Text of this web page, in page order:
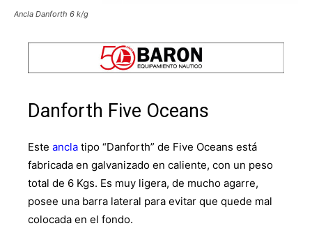
Ancla Danforth 6 k/g
Danforth Five Oceans
Este ancla tipo “Danforth” de Five Oceans está
fabricada en galvanizado en caliente, con un peso
total de 6 Kgs. Es muy ligera, de mucho agarre,
posee una barra lateral para evitar que quede mal
colocada en el fondo.